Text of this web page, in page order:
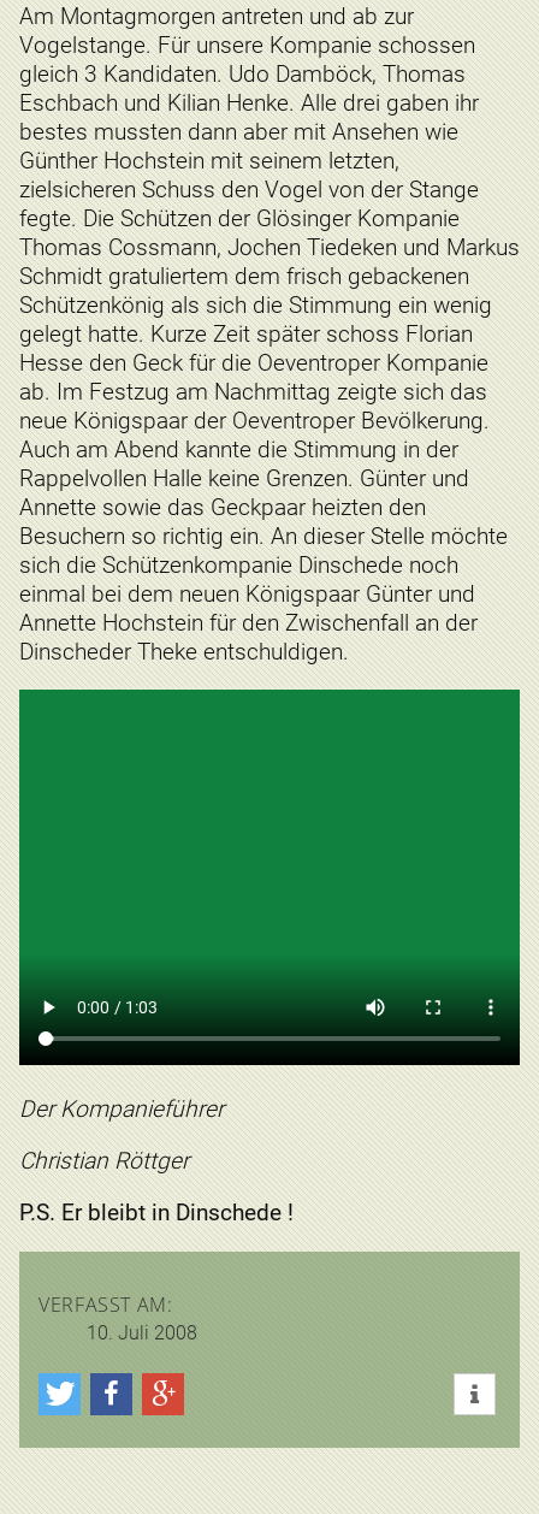
Am Montagmorgen antreten und ab zur
Vogelstange. Für unsere Kompanie schossen
gleich 3 Kandidaten. Udo Damböck, Thomas
Eschbach und Kilian Henke. Alle drei gaben ihr
bestes mussten dann aber mit Ansehen wie
Günther Hochstein mit seinem letzten,
zielsicheren Schuss den Vogel von der Stange
fegte. Die Schützen der Glösinger Kompanie
Thomas Cossmann, Jochen Tiedeken und Markus
Schmidt gratuliertem dem frisch gebackenen
Schützenkönig als sich die Stimmung ein wenig
gelegt hatte. Kurze Zeit später schoss Florian
Hesse den Geck für die Oeventroper Kompanie
ab. Im Festzug am Nachmittag zeigte sich das
neue Königspaar der Oeventroper Bevölkerung.
Auch am Abend kannte die Stimmung in der
Rappelvollen Halle keine Grenzen. Günter und
Annette sowie das Geckpaar heizten den
Besuchern so richtig ein. An dieser Stelle möchte
sich die Schützenkompanie Dinschede noch
einmal bei dem neuen Königspaar Günter und
Annette Hochstein für den Zwischenfall an der
Dinscheder Theke entschuldigen.
Der Kompanieführer
Christian Röttger
P.S. Er bleibt in Dinschede !
VERFASST AM:
10. Juli 2008